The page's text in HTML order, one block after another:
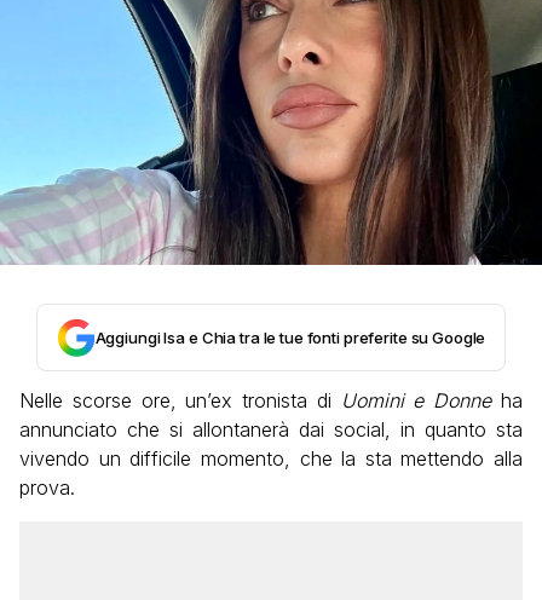
Aggiungi Isa e Chia tra le tue fonti preferite su Google
Nelle scorse ore, un’ex tronista di Uomini e Donneha
annunciato che si allontanerà dai social, in quanto sta
vivendo un difficile momento, che la sta mettendo alla
prova.